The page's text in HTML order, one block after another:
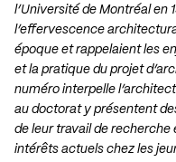
l’Université de Montréal en
l’effervescence
époque et rappelaient les
et la pratique du projet
numéro interpelle
au doctorat y présentent
de leur travail de
intérêts actuels chez les